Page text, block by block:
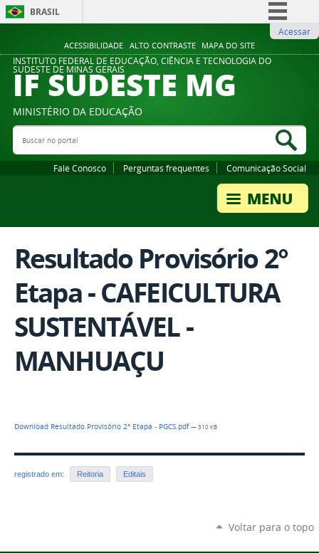
ACESSIBILIDADE ALTO CONTRASTE MAPA DO SITE
BRASIL
Comunica BR
Participe
Legislação
Acessar
INSTITUTO FEDERAL DE EDUCAÇÃO, CIÊNCIA E TECNOLOGIA DO
SUDESTE DE MINAS GERAIS
IF SUDESTE MG
MINISTÉRIO DA EDUCAÇÃO
Buscar no portal
Fale Conosco Perguntas frequentes Comunicação Social
Resultado Provisório 2°
Etapa - CAFEICULTURA
SUSTENTÁVEL -
MANHUAÇU
Download Resultado Provisório 2° Etapa - PGCS.pdf— 310 KB
registrado em: Reitoria Editais
Voltar para o topo